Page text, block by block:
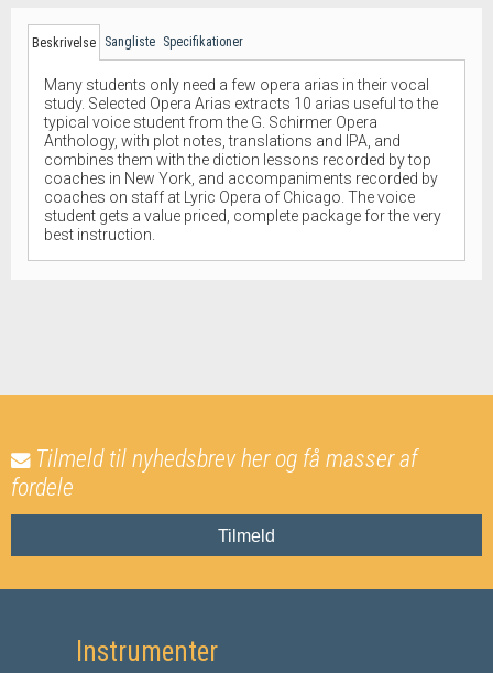
Beskrivelse Sangliste Specifikationer
Many students only need a few opera arias in their vocal
study. Selected Opera Arias extracts 10 arias useful to the
typical voice student from the G. Schirmer Opera
Anthology, with plot notes, translations and IPA, and
combines them with the diction lessons recorded by top
coaches in New York, and accompaniments recorded by
coaches on staff at Lyric Opera of Chicago. The voice
student gets a value priced, complete package for the very
best instruction.
Tilmeld til nyhedsbrev her og få masser af
fordele
Tilmeld
Instrumenter